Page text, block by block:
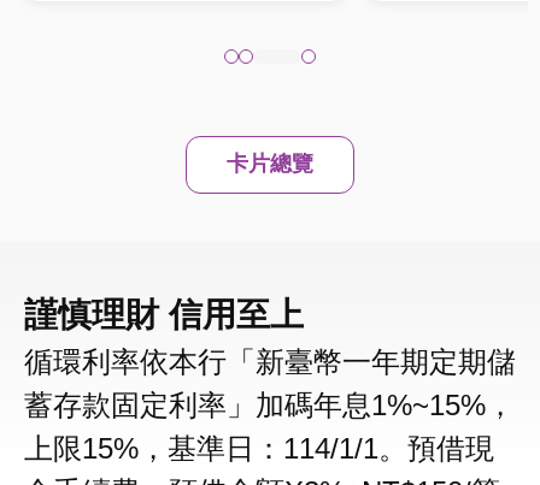
卡片總覽
謹慎理財 信用至上
循環利率依本行「新臺幣一年期定期儲
蓄存款固定利率」加碼年息1%~15%，
上限15%，基準日：114/1/1。預借現